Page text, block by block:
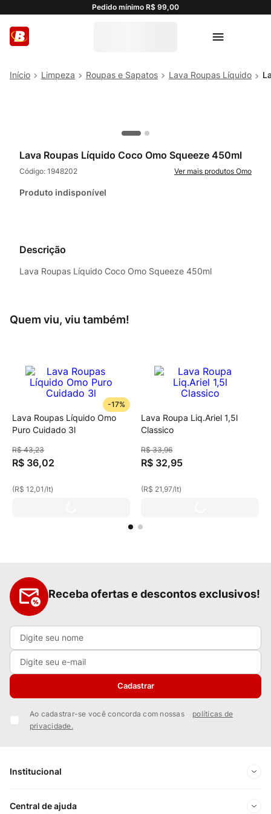
Pedido mínimo R$ 99,00
Limpeza Roupas e Sapatos Lava Roupas Líquido
Lava Roupas Líquido Coco Omo Squeeze 450ml
Código: 1948202 Omo
Produto indisponível
Descrição
Lava Roupas Líquido Coco Omo Squeeze 450ml
Quem viu, viu também!
-17%
Lava Roupas Líquido Omo
Puro Cuidado 3l
R$ 43,23
R$ 36,02
(R$ 12,01/lt)
Lava Roupa Liq.Ariel 1,5l
Classico
R$ 33,96
R$ 32,95
(R$ 21,97/lt)
Receba ofertas e descontos exclusivos!
Cadastrar
Ao cadastrar-se você concorda com nossas
políticas de
privacidade.
Institucional
Sobre Nós
Central de ajuda